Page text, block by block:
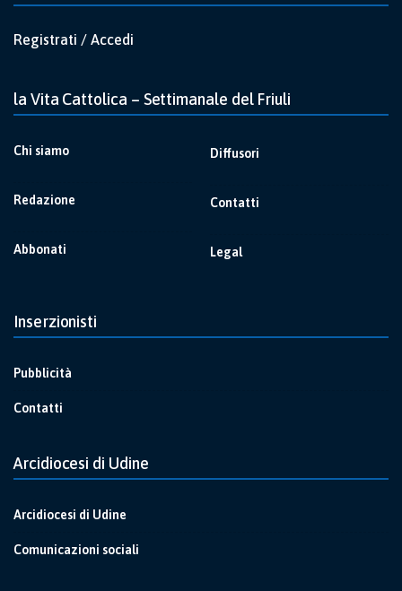
Registrati / Accedi
la Vita Cattolica – Settimanale del Friuli
Chi siamo
Redazione
Abbonati
Diffusori
Contatti
Legal
Inserzionisti
Pubblicità
Contatti
Arcidiocesi di Udine
Arcidiocesi di Udine
Comunicazioni sociali